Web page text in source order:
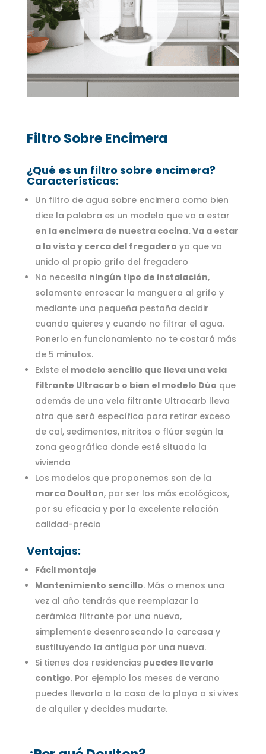
Filtro Sobre Encimera
¿Qué es un filtro sobre encimera?
Características:
Un filtro de agua sobre encimera como bien
dice la palabra es un modelo que va a estar
en la encimera de nuestra cocina. Va a estar
a la vista y cerca del fregadero ya que va
unido al propio grifo del fregadero
No necesita ningún tipo de instalación,
solamente enroscar la manguera al grifo y
mediante una pequeña pestaña decidir
cuando quieres y cuando no filtrar el agua.
Ponerlo en funcionamiento no te costará más
de 5 minutos.
Existe el modelo sencillo que lleva una vela
filtrante Ultracarb o bien el modelo Dúo que
además de una vela filtrante Ultracarb lleva
otra que será específica para retirar exceso
de cal, sedimentos, nitritos o flúor según la
zona geográfica donde esté situada la
vivienda
Los modelos que proponemos son de la
marca Doulton, por ser los más ecológicos,
por su eficacia y por la excelente relación
calidad-precio
Ventajas:
Fácil montaje
Mantenimiento sencillo. Más o menos una
vez al año tendrás que reemplazar la
cerámica filtrante por una nueva,
simplemente desenroscando la carcasa y
sustituyendo la antigua por una nueva.
Si tienes dos residencias puedes llevarlo
contigo. Por ejemplo los meses de verano
puedes llevarlo a la casa de la playa o si vives
de alquiler y decides mudarte.